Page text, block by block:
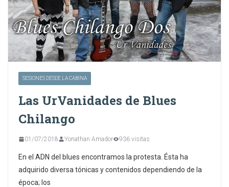
SESIONES DESDE LA CABINA
Las UrVanidades de Blues
Chilango
01/07/2018 Yonathan Amador 936 visitas
En el ADN del blues encontramos la protesta. Ésta ha
adquirido diversa tónicas y contenidos dependiendo de la
época; los